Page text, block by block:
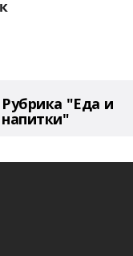
Рубрика "Еда и
напитки"